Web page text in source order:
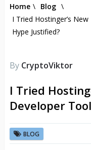
Home \ Blog \
I Tried Hostinger’s
Hype Justified?
By CryptoViktor
I Tried
Developer
BLOG